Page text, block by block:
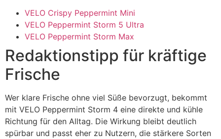
VELO Crispy Peppermint Mini
VELO Peppermint Storm 5 Ultra
VELO Peppermint Storm Max
Redaktionstipp für kräftige
Frische
Wer klare Frische ohne viel Süße bevorzugt, bekommt
mit VELO Peppermint Storm 4 eine direkte und kühle
Richtung für den Alltag. Die Wirkung bleibt deutlich
spürbar und passt eher zu Nutzern, die stärkere Sorten